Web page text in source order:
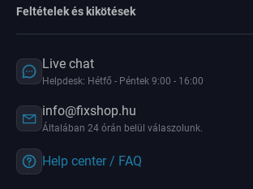
Feltételek és kikötések
Live chat
Helpdesk: Hétfő - Péntek 9:00 - 16:00
info@fixshop.hu
Általában 24 órán belül válaszolunk.
Help center / FAQ